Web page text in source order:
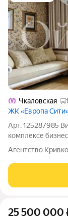
Чкаловская
ЖК «Европа
Арт. 125287985
комплексе
расположение
насыщенной
Квартира
Агентство
25 500 000